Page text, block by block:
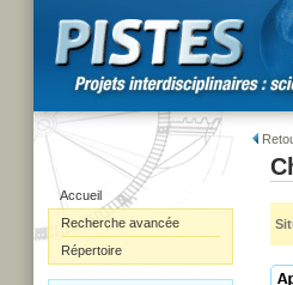
Accueil
Recherche avancée
Répertoire